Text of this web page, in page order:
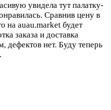
увидела тут палатку-
Сравнив цену в
на auau.market будет
заказа и доставка
дефектов нет. Буду теперь